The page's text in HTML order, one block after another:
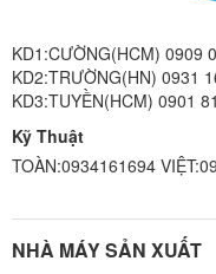
KD1:CƯỜNG(HCM) 0909
KD2:TRƯỜNG(HN) 0931
KD3:TUYỀN(HCM) 0901
Kỹ Thuật
TOÀN:0934161694
NHÀ MÁY SẢN XUẤT